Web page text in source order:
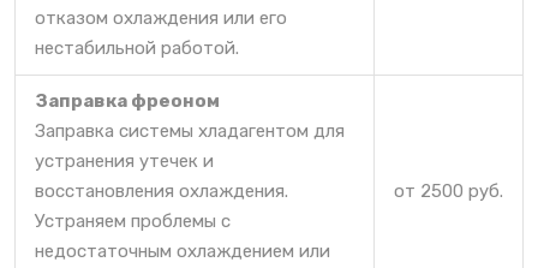
отказом охлаждения или его
нестабильной работой.
Заправка фреоном
Заправка системы хладагентом для
устранения утечек и
восстановления охлаждения.
Устраняем проблемы с
недостаточным охлаждением или
от 2500 руб.